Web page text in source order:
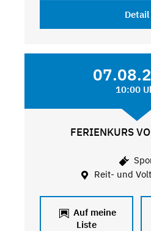
Detail
10:00
FERIENKURS
Reit- und
Auf meine
Liste